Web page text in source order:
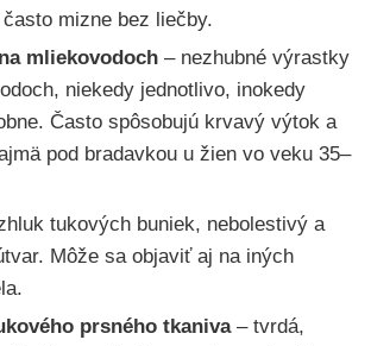
mizne bez liečby.
mliekovodoch – nezhubné výrastky
niekedy jednotlivo, inokedy
Často spôsobujú krvavý výtok a
pod bradavkou u žien vo veku 35–
tukových buniek, nebolestivý a
Môže sa objaviť aj na iných
prsného tkaniva– tvrdá,